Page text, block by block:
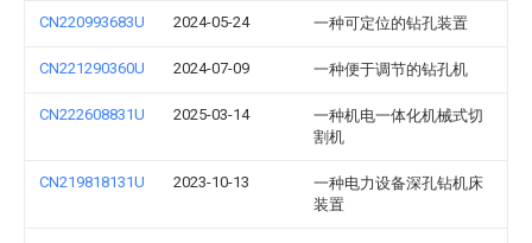
CN220993683U 2024-05-24 一种可定位的钻孔装置
CN221290360U 2024-07-09 一种便于调节的钻孔机
CN222608831U 2025-03-14
一种机电一体化机械式切
割机
CN219818131U 2023-10-13
一种电力设备深孔钻机床
装置